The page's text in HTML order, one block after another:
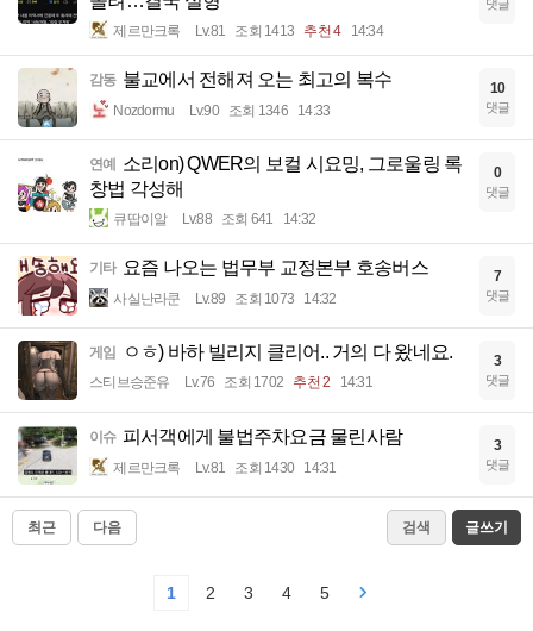
제르만크록 Lv.81 조회 1413 추천 4 14:34
댓글
감동 불교에서 전해져 오는 최고의 복수
Nozdormu Lv.90 조회 1346 14:33
10
댓글
연예 소리on) QWER의 보컬 시요밍, 그로울링 록
창법 각성해
큐땁이알 Lv.88 조회 641 14:32
0
댓글
기타 요즘 나오는 법무부 교정본부 호송버스
사실난라쿤 Lv.89 조회 1073 14:32
7
댓글
게임 ㅇㅎ) 바하 빌리지 클리어.. 거의 다 왔네요.
스티브승준유 Lv.76 조회 1702 추천 2 14:31
3
댓글
이슈 피서객에게 불법주차요금 물린사람
제르만크록 Lv.81 조회 1430 14:31
3
댓글
최근 다음 검색 글쓰기
1 2 3 4 5